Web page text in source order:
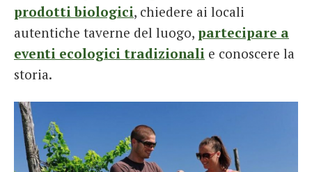
prodotti biologici, chiedere ai locali
autentiche taverne del luogo, partecipare a
eventi ecologici tradizionali e conoscere la
storia.